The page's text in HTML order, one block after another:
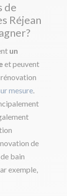
de
Réjean
un
et peuvent
mesure.
de
bain
exemple,